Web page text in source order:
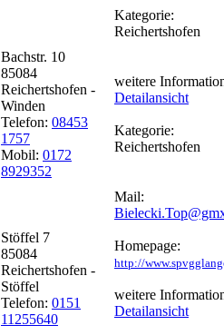
Kategorie:
Reichertshofen
Bachstr. 10
85084
Reichertshofen -
Winden
Telefon: 08453
1757
Mobil: 0172
8929352
weitere
Detailansicht
Kategorie:
Reichertshofen
Stöffel 7
85084
Reichertshofen -
Stöffel
Telefon: 0151
11255640
Mail:
Homepage:
http://
weitere
Detailansicht